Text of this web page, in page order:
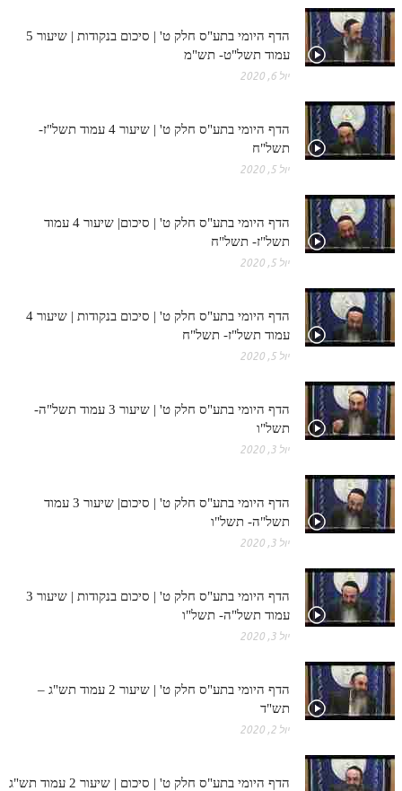
הדף היומי בתע"ס חלק ט' | סיכום בנקודות | שיעור 5
עמוד תשל"ט- תש"מ
יול 6, 2020
הדף היומי בתע"ס חלק ט' | שיעור 4 עמוד תשל"ז-
תשל"ח
יול 5, 2020
הדף היומי בתע"ס חלק ט' | סיכום| שיעור 4 עמוד
תשל"ז- תשל"ח
יול 5, 2020
הדף היומי בתע"ס חלק ט' | סיכום בנקודות | שיעור 4
עמוד תשל"ז- תשל"ח
יול 5, 2020
הדף היומי בתע"ס חלק ט' | שיעור 3 עמוד תשל"ה-
תשל"ו
יול 3, 2020
הדף היומי בתע"ס חלק ט' | סיכום| שיעור 3 עמוד
תשל"ה- תשל"ו
יול 3, 2020
הדף היומי בתע"ס חלק ט' | סיכום בנקודות | שיעור 3
עמוד תשל"ה- תשל"ו
יול 3, 2020
הדף היומי בתע"ס חלק ט' | שיעור 2 עמוד תש"ג –
תש"ד
יול 2, 2020
הדף היומי בתע"ס חלק ט' | סיכום | שיעור 2 עמוד תש"ג